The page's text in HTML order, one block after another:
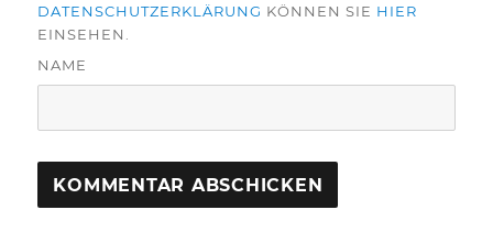
DATENSCHUTZERKLÄRUNG KÖNNEN SIE HIER
EINSEHEN.
NAME